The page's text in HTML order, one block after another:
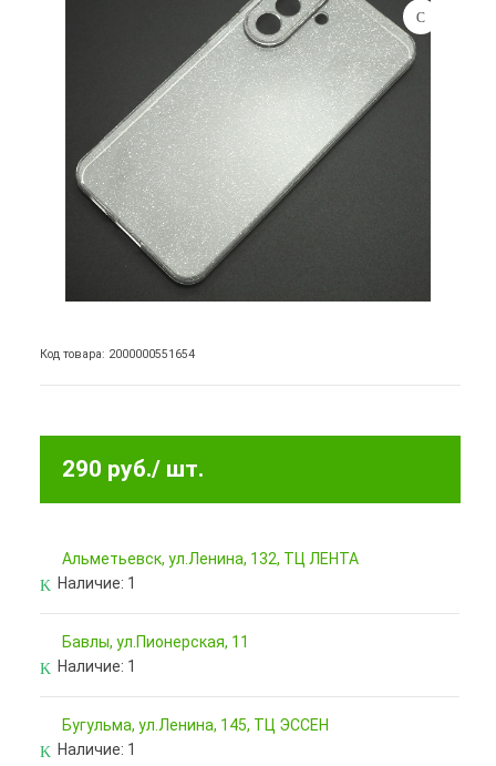
Код товара: 2000000551654
290 руб./ шт.
Альметьевск, ул.Ленина, 132, ТЦ ЛЕНТА
Наличие: 1
Бавлы, ул.Пионерская, 11
Наличие: 1
Бугульма, ул.Ленина, 145, ТЦ ЭССЕН
Наличие: 1